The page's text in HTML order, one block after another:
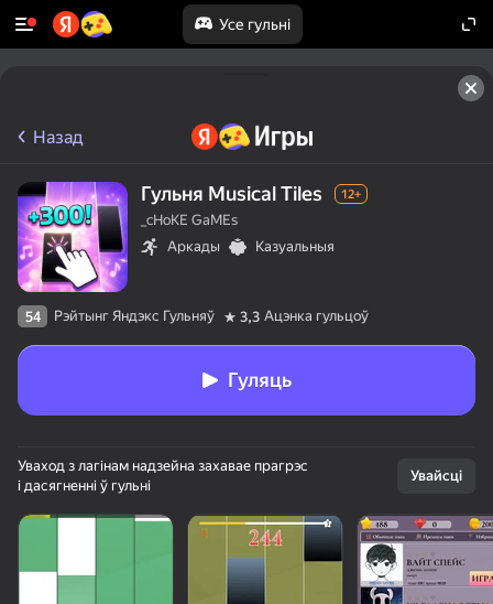
Усе гульні
нават тыя, хто «не гуляе»
Назад
Гульня Musical Tiles 12+
_cHoKE GaMEs
Аркады
Казуальныя
54 Рэйтынг Яндэкс Гульняў 3,3 Ацэнка гульцоў
Гуляць
Уваход з лагінам надзейна захавае прагрэс
і дасягненні ў гульні
Увайсці